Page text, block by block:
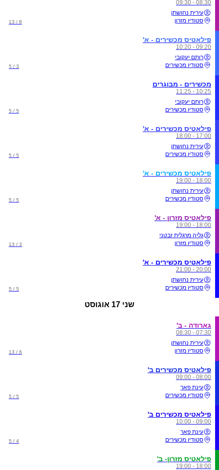
08:30 - 09:30
עירית נחושתן
סטודיו מזרון
8 / 13
פילאטיס מכשירים - א'
09:20 - 10:20
רותם יעקובי
סטודיו מכשירים
3 / 5
מכשירים - מבוגרים
10:25 - 11:25
רותם יעקובי
סטודיו מכשירים
5 / 5
פילאטיס מכשירים - א'
17:00 - 18:00
עירית נחושתן
סטודיו מכשירים
5 / 5
פילאטיס מכשירים - א'
18:00 - 19:00
עירית נחושתן
סטודיו מכשירים
5 / 5
פילאטיס מזרון - א'
18:00 - 19:00
גליה מרגלית זבטני
סטודיו מזרון
3 / 13
פילאטיס מכשירים - א'
20:00 - 21:00
עירית נחושתן
סטודיו מכשירים
5 / 5
שני 17 אוגוסט
גארודה - ב'
07:30 - 08:30
עירית נחושתן
סטודיו מזרון
6 / 13
פילאטיס מכשירים ב'
08:00 - 09:00
עינת פאר
סטודיו מכשירים
5 / 5
פילאטיס מכשירים ב'
09:00 - 10:00
עינת פאר
סטודיו מכשירים
4 / 5
פילאטיס מזרון- ב'
18:00 - 19:00